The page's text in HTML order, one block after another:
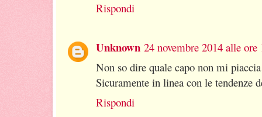
Rispondi
Unknown 24 novembre 2014 alle ore
Non so dire quale capo non mi
Sicuramente in linea con le tendenze
Rispondi